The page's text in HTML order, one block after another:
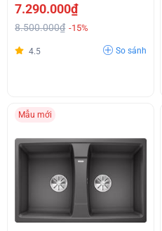
7.290.000₫
8.500.000₫ -15%
4.5 So sánh
Mẫu mới